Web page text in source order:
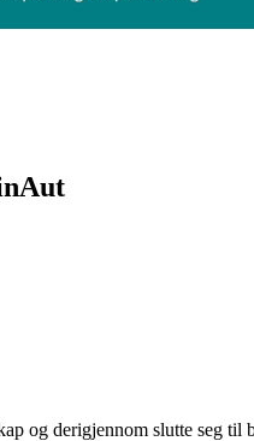
og derigjennom slutte seg